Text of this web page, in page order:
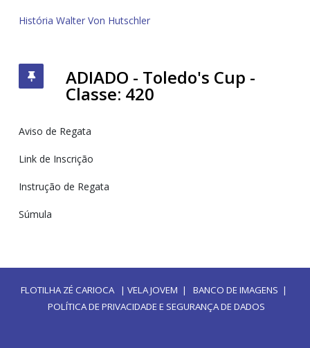
História Walter Von Hutschler
ADIADO - Toledo's Cup -
Classe: 420
Aviso de Regata
Link de Inscrição
Instrução de Regata
Súmula
FLOTILHA ZÉ CARIOCA| VELA JOVEM | BANCO DE IMAGENS |
POLÍTICA DE PRIVACIDADE E SEGURANÇA DE DADOS